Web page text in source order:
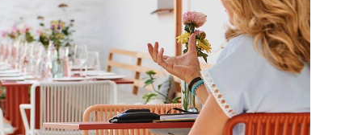
versorgt
werden
gestaltet
Gastro